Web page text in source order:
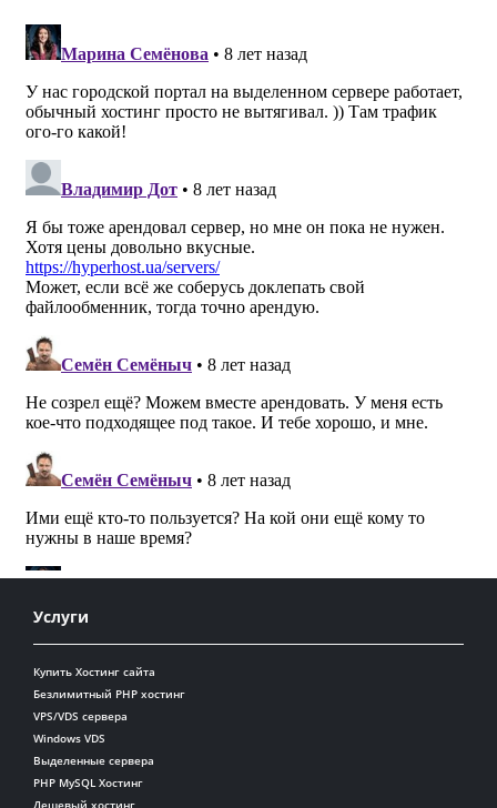
Услуги
Купить Хостинг сайта
Безлимитный PHP хостинг
VPS/VDS сервера
Windows VDS
Выделенные сервера
PHP MySQL Хостинг